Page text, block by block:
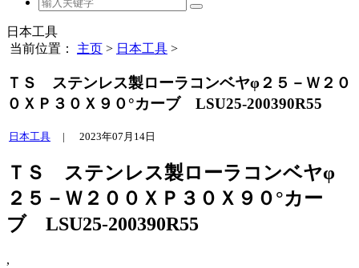
日本工具
当前位置： 主页 > 日本工具 >
ＴＳ ステンレス製ローラコンベヤφ２５－Ｗ２０
０ＸＰ３０Ｘ９０°カーブ LSU25-200390R55
日本工具 | 2023年07月14日
ＴＳ ステンレス製ローラコンベヤφ
２５－Ｗ２００ＸＰ３０Ｘ９０°カー
ブ LSU25-200390R55
,